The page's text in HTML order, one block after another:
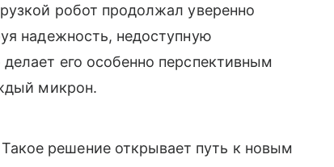
робот продолжал уверенно
надежность, недоступную
его особенно перспективным
микрон.
Такое решение открывает путь к новым